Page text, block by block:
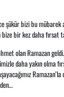
şükür bizi bu mübarek
bir kez daha fırsat
olan Ramazan
daha yakın olma